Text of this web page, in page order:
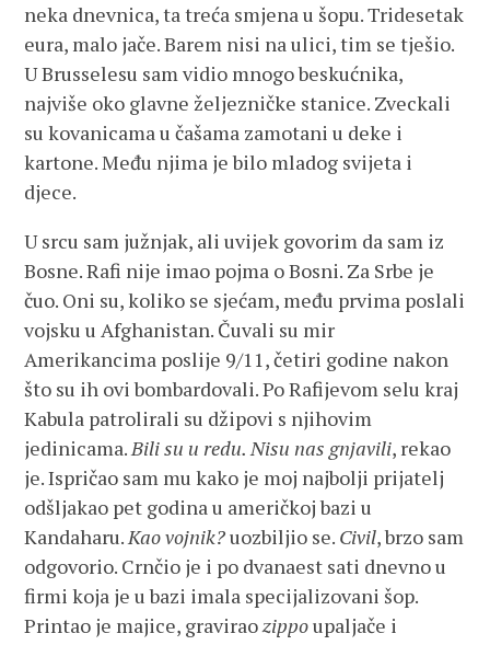
neka dnevnica, ta treća smjena u šopu. Tridesetak
eura, malo jače. Barem nisi na ulici, tim se tješio.
U Brusselesu sam vidio mnogo beskućnika,
najviše oko glavne željezničke stanice. Zveckali
su kovanicama u čašama zamotani u deke i
kartone. Među njima je bilo mladog svijeta i
djece.
U srcu sam južnjak, ali uvijek govorim da sam iz
Bosne. Rafi nije imao pojma o Bosni. Za Srbe je
čuo. Oni su, koliko se sjećam, među prvima poslali
vojsku u Afghanistan. Čuvali su mir
Amerikancima poslije 9/11, četiri godine nakon
što su ih ovi bombardovali. Po Rafijevom selu kraj
Kabula patrolirali su džipovi s njihovim
jedinicama.Bili su u redu. Nisu nas gnjavili, rekao
je. Ispričao sam mu kako je moj najbolji prijatelj
odšljakao pet godina u američkoj bazi u
Kandaharu.Kao vojnik?uozbiljio se. Civil, brzo sam
odgovorio. Crnčio je i po dvanaest sati dnevno u
firmi koja je u bazi imala specijalizovani šop.
Printao je majice, graviraozippoupaljače i